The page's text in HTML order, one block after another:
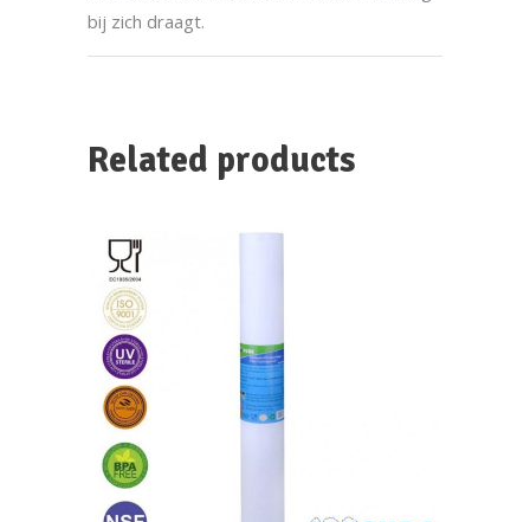
bij zich draagt.
Related products
ADD TO CART